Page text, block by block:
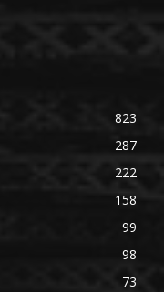
823
287
222
158
99
98
73